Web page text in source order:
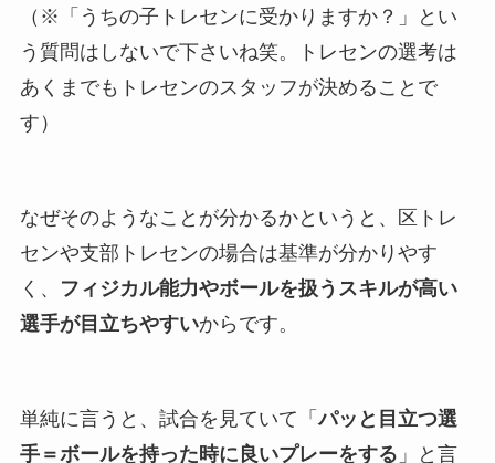
（※「うちの子トレセンに受かりますか？」とい
う質問はしないで下さいね笑。トレセンの選考は
あくまでもトレセンのスタッフが決めることで
す）
なぜそのようなことが分かるかというと、区トレ
センや支部トレセンの場合は基準が分かりやす
く、
フィジカル能力やボールを扱うスキルが高い
選手が目立ちやすいからです。
単純に言うと、試合を見ていて「パッと目立つ選
手＝ボールを持った時に良いプレーをする 」と言